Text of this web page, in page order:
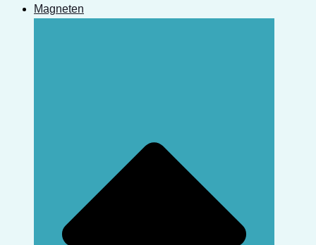
Magneten